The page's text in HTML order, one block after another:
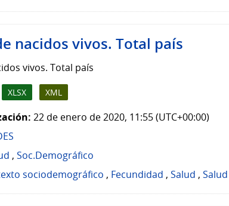
nacidos vivos. Total país
vivos. Total país
XLSX XML
22 de enero de 2020, 11:55 (UTC+00:00)
, Soc.Demográfico
sociodemográfico , Fecundidad , Salud ,